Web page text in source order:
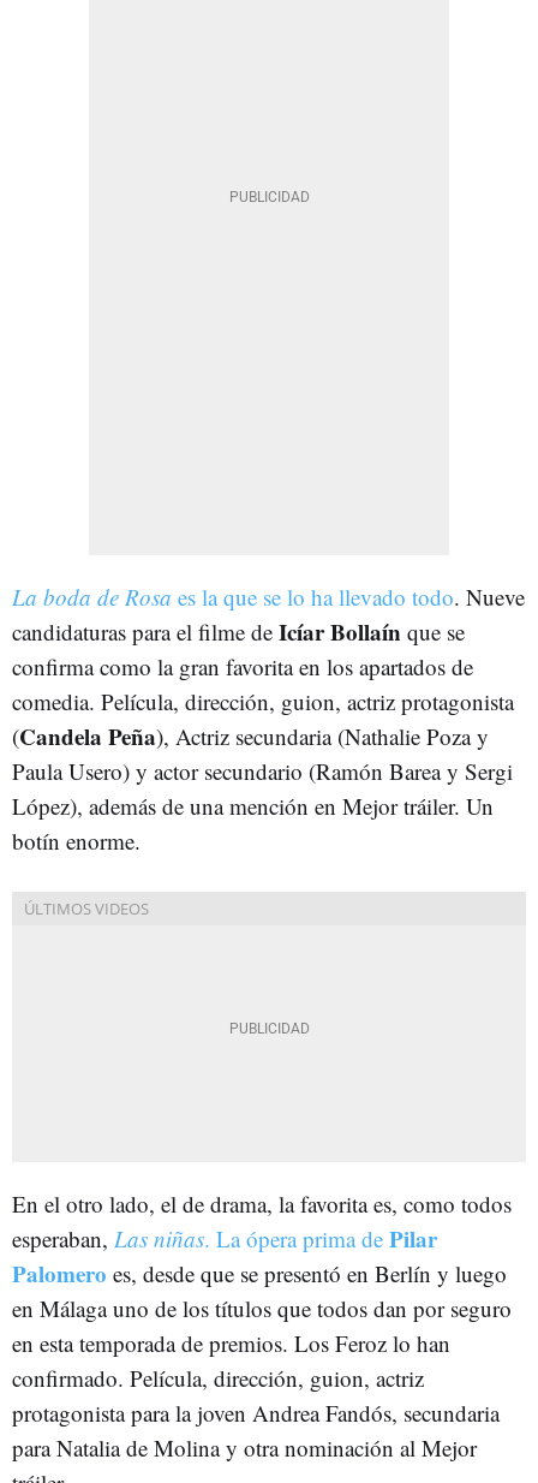
La boda de Rosa es la que se lo ha llevado todo. Nueve
candidaturas para el filme de Icíar Bollaín que se
confirma como la gran favorita en los apartados de
comedia. Película, dirección, guion, actriz protagonista
(Candela Peña), Actriz secundaria (Nathalie Poza y
Paula Usero) y actor secundario (Ramón Barea y Sergi
López), además de una mención en Mejor tráiler. Un
botín enorme.
En el otro lado, el de drama, la favorita es, como todos
esperaban, Las niñas. La ópera prima de Pilar
Palomero es, desde que se presentó en Berlín y luego
en Málaga uno de los títulos que todos dan por seguro
en esta temporada de premios. Los Feroz lo han
confirmado. Película, dirección, guion, actriz
protagonista para la joven Andrea Fandós, secundaria
para Natalia de Molina y otra nominación al Mejor